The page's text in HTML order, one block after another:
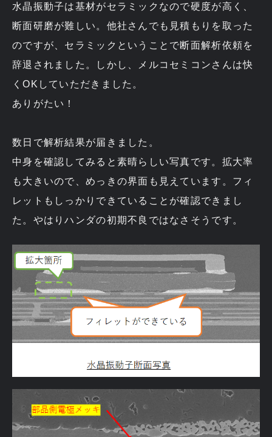
水晶振動子は基材がセラミックなので硬度が高く、
断面研磨が難しい。他社さんでも見積もりを取った
のですが、セラミックということで断面解析依頼を
辞退されました。しかし、メルコセミコンさんは快
くOKしていただきました。
ありがたい！
数日で解析結果が届きました。
中身を確認してみると素晴らしい写真です。拡大率
も大きいので、めっきの界面も見えています。フィ
レットもしっかりできていることが確認できまし
た。やはりハンダの初期不良ではなさそうです。